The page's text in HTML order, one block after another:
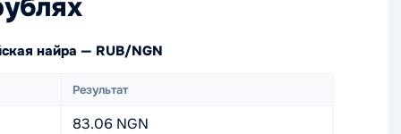
найра — RUB/NGN
Результат
83.06 NGN